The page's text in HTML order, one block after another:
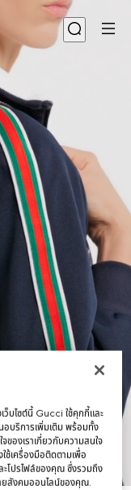
ว็บไซต์นี้ Gucci ใช้คุกกี้และ
อบริการเพิ่มเติม พร้อมทั้ง
ของเราเกี่ยวกับความสนใจ
ช้เครื่องมือติดตามเพื่อ
โปรไฟล์ของคุณ ซึ่งรวมถึง
ายสังคมออนไลน์ของคุณ.